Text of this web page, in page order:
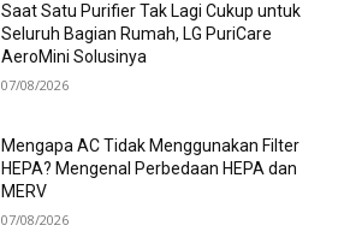
Saat Satu Purifier Tak Lagi Cukup untuk
Seluruh Bagian Rumah, LG PuriCare
AeroMini Solusinya
07/08/2026
Mengapa AC Tidak Menggunakan Filter
HEPA? Mengenal Perbedaan HEPA dan
MERV
07/08/2026